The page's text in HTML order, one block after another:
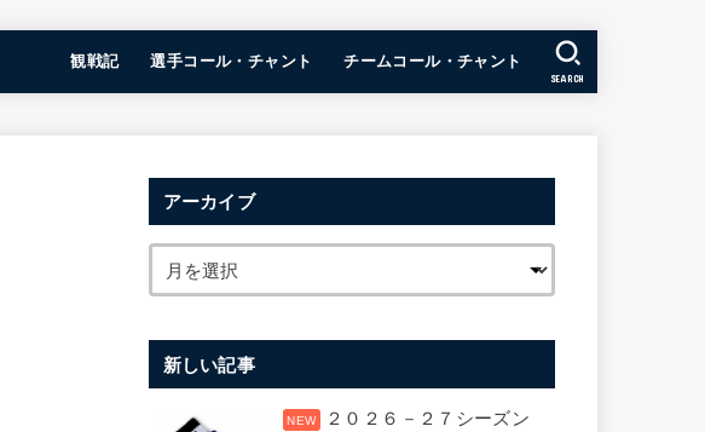
観戦記 選手コール・チャント チームコール・チャント
SEARCH
アーカイブ
新しい記事
２０２６－２７シーズン